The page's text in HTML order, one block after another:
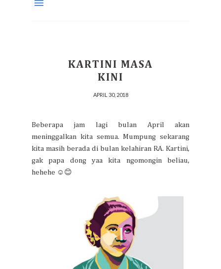
KARTINI MASA
KINI
APRIL 30, 2018
Beberapa jam lagi bulan April akan
meninggalkan kita semua. Mumpung sekarang
kita masih berada di bulan kelahiran RA. Kartini,
gak papa dong yaa kita ngomongin beliau,
hehehe ☺😊